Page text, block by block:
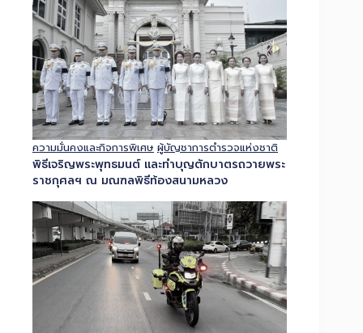
ความมั่นคงและกิจการพิเศษ ผู้บัญชาการตำรวจแห่งชาติ
พิธีเจริญพระพุทธมนต์ และทำบุญตักบาตรถวายพระ
ราชกุศลฯ ณ มณฑลพิธีท้องสนามหลวง